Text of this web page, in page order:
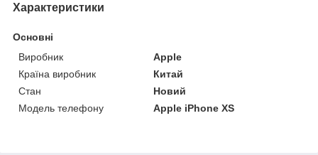
Характеристики
Основні
Виробник
Apple
Країна виробник
Китай
Стан
Новий
Модель телефону
Apple iPhone XS